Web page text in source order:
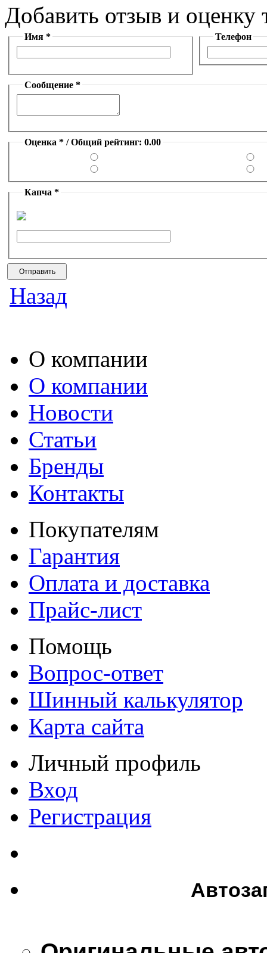
Добавить отзыв и оценку
Имя * Телефон
Сообщение *
Оценка * / Общий рейтинг: 0.00
Капча *
Назад
О компании
О компании
Новости
Статьи
Бренды
Контакты
Покупателям
Гарантия
Оплата и доставка
Прайс-лист
Помощь
Вопрос-ответ
Шинный калькулятор
Карта сайта
Личный профиль
Вход
Регистрация